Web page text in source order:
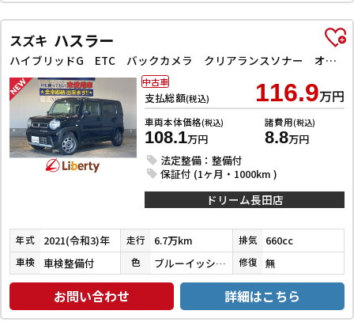
スズキ ハスラー
ハイブリッドG ETC バックカメラ クリアランスソナー オートライト スマートキー アイドリングストップ 電動格納ミラー シートヒーター CVT ESC CD Bluetooth エアコン パワーウィンドウ
支払総額(税込) 116.9万円
車両本体価格(税込)
108.1万円
諸費用(税込)
8.8万円
法定整備：整備付
保証付 (1ヶ月・1000km )
中古車
ドリーム長田店
年式 2021(令和3)年 走行 6.7万km 排気 660cc
車検 車検整備付 色 ブルーイッシュブラックパール３ 修復 無
お問い合わせ 詳細はこちら